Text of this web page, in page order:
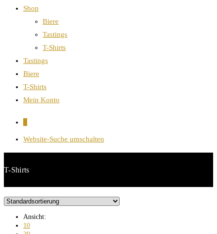
Shop
Biere
Tastings
T-Shirts
Tastings
Biere
T-Shirts
Mein Konto
Website-Suche umschalten
T-Shirts
Ansicht:
10